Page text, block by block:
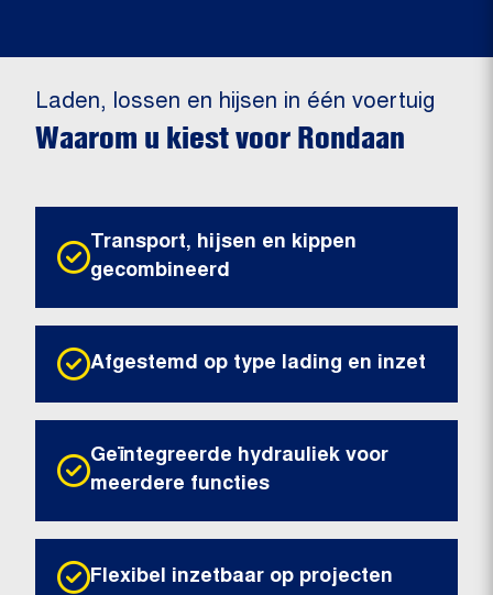
Laden, lossen en hijsen in één voertuig
Waarom u kiest voor Rondaan
Transport, hijsen en kippen
gecombineerd
Afgestemd op type lading en inzet
Geïntegreerde hydrauliek voor
meerdere functies
Flexibel inzetbaar op projecten